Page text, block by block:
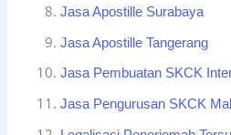
Jasa Apostille Surabaya
Jasa Apostille Tangerang
Jasa Pembuatan SKCK
Jasa Pengurusan SKCK